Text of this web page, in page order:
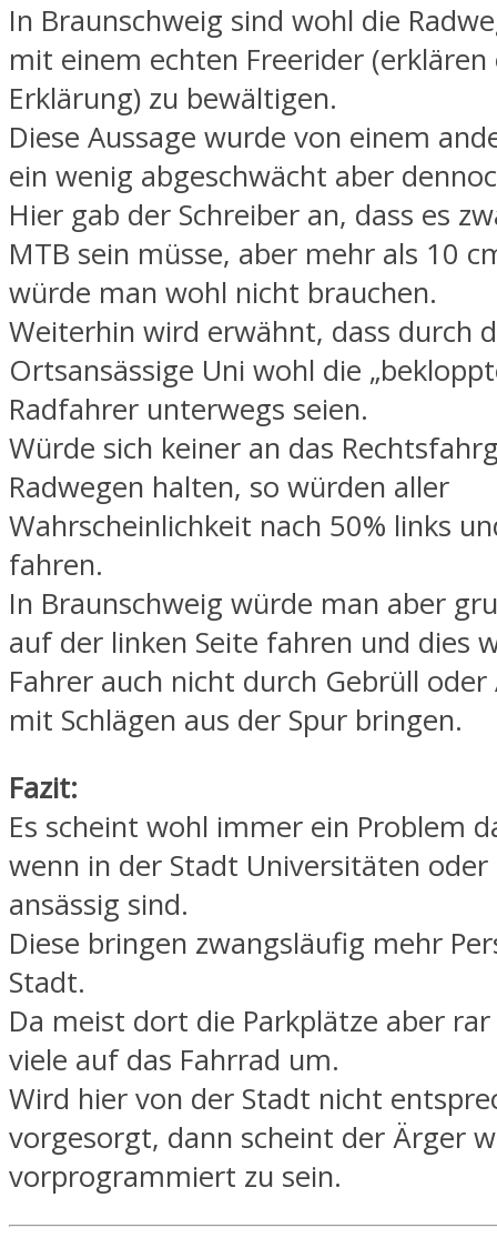
In Braunschweig sind wohl die
mit einem echten Freerider (erklären
Erklärung) zu bewältigen.
Diese Aussage wurde von einem
ein wenig abgeschwächt aber
Hier gab der Schreiber an, dass es
MTB sein müsse, aber mehr als 10
würde man wohl nicht brauchen.
Weiterhin wird erwähnt, dass durch
Ortsansässige Uni wohl die
Radfahrer unterwegs seien.
Würde sich keiner an das
Radwegen halten, so würden aller
Wahrscheinlichkeit nach 50% links
fahren.
In Braunschweig würde man aber
auf der linken Seite fahren und dies
Fahrer auch nicht durch Gebrüll
mit Schlägen aus der Spur bringen.
Fazit:
Es scheint wohl immer ein Problem
wenn in der Stadt Universitäten oder
ansässig sind.
Diese bringen zwangsläufig mehr
Stadt.
Da meist dort die Parkplätze aber
viele auf das Fahrrad um.
Wird hier von der Stadt nicht
vorgesorgt, dann scheint der Ärger
vorprogrammiert zu sein.